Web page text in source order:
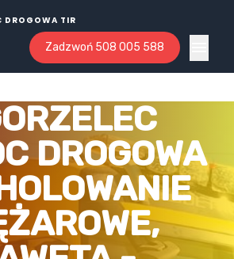
DROGOWA TIR
Zadzwoń 508 005 588
DROGOWA